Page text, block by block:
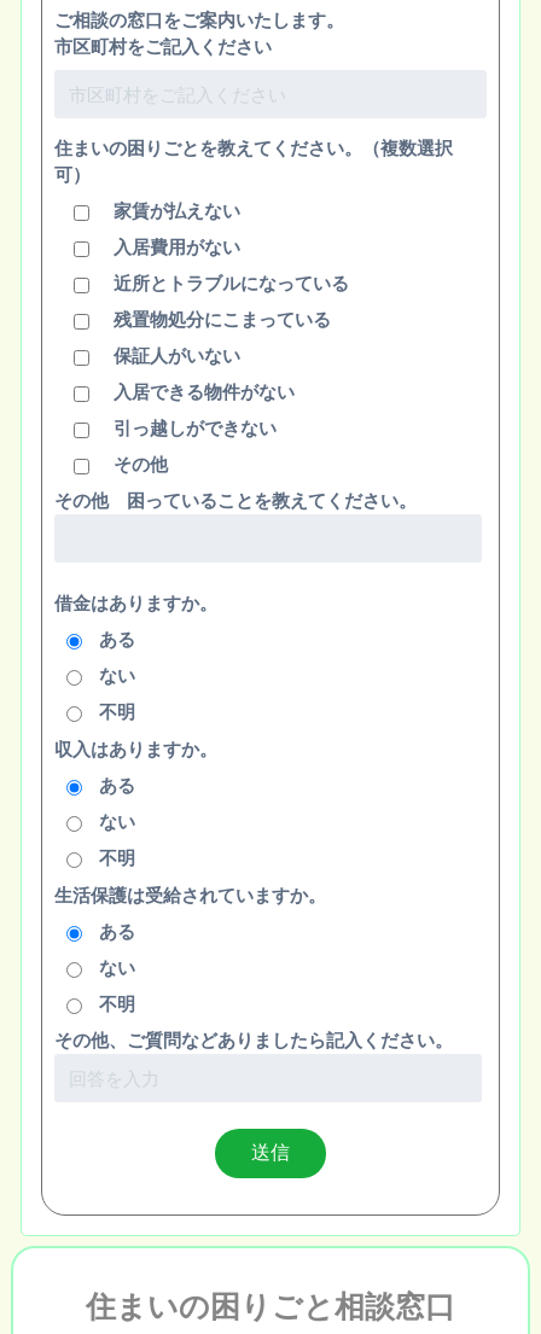
ご相談の窓口をご案内いたします。
市区町村をご記入ください
住まいの困りごとを教えてください。（複数選択
可）
家賃が払えない
入居費用がない
近所とトラブルになっている
残置物処分にこまっている
保証人がいない
入居できる物件がない
引っ越しができない
その他
その他 困っていることを教えてください。
借金はありますか。
ある
ない
不明
収入はありますか。
ある
ない
不明
生活保護は受給されていますか。
ある
ない
不明
その他、ご質問などありましたら記入ください。
住まいの困りごと相談窓口